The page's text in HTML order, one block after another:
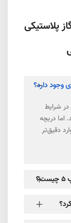
پلاستیکی
وجود دارد؟
در شرایط
دریچه
دقیق‌تر